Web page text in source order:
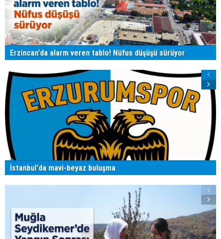
Erzincan'da alarm veren tablo! Nüfus düşüşü sürüyor
İstanbul'da mavi-beyaz buluşma